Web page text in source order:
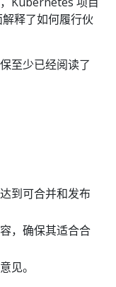
释了如何履行伙
至少已经阅读了
到可合并和发布
，确保其适合合
见。